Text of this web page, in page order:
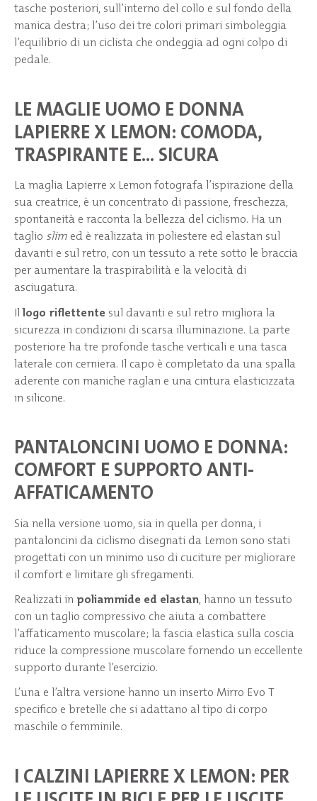
tasche posteriori, sull’interno del collo e sul fondo della
manica destra; l’uso dei tre colori primari simboleggia
l’equilibrio di un ciclista che ondeggia ad ogni colpo di
pedale.
LE MAGLIE UOMO E DONNA
LAPIERRE X LEMON: COMODA,
TRASPIRANTE E… SICURA
La maglia Lapierre x Lemon fotografa l’ispirazione della
sua creatrice, è un concentrato di passione, freschezza,
spontaneità e racconta la bellezza del ciclismo. Ha un
taglio slim ed è realizzata in poliestere ed elastan sul
davanti e sul retro, con un tessuto a rete sotto le braccia
per aumentare la traspirabilità e la velocità di
asciugatura.
Illogo riflettente sul davanti e sul retro migliora la
sicurezza in condizioni di scarsa illuminazione. La parte
posteriore ha tre profonde tasche verticali e una tasca
laterale con cerniera. Il capo è completato da una spalla
aderente con maniche raglan e una cintura elasticizzata
in silicone.
PANTALONCINI UOMO E DONNA:
COMFORT E SUPPORTO ANTI-
AFFATICAMENTO
Sia nella versione uomo, sia in quella per donna, i
pantaloncini da ciclismo disegnati da Lemon sono stati
progettati con un minimo uso di cuciture per migliorare
il comfort e limitare gli sfregamenti.
Realizzati in poliammide ed elastan, hanno un tessuto
con un taglio compressivo che aiuta a combattere
l’affaticamento muscolare; la fascia elastica sulla coscia
riduce la compressione muscolare fornendo un eccellente
supporto durante l’esercizio.
L’una e l’altra versione hanno un inserto Mirro Evo T
specifico e bretelle che si adattano al tipo di corpo
maschile o femminile.
I CALZINI LAPIERRE X LEMON: PER